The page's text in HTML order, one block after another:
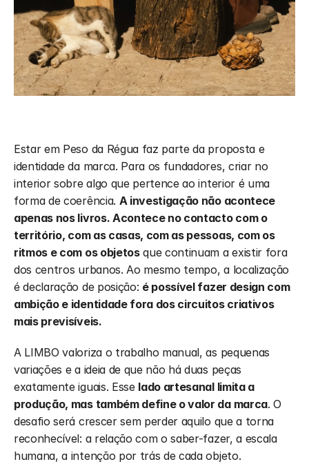
Estar em Peso da Régua faz parte da proposta e
identidade da marca. Para os fundadores, criar no
interior sobre algo que pertence ao interior é uma
forma de coerência. A investigação não acontece
apenas nos livros. Acontece no contacto com o
território, com as casas, com as pessoas, com os
ritmos e com os objetos que continuam a existir fora
dos centros urbanos. Ao mesmo tempo, a localização
é declaração de posição: é possível fazer design com
ambição e identidade fora dos circuitos criativos
mais previsíveis.
A LIMBO valoriza o trabalho manual, as pequenas
variações e a ideia de que não há duas peças
exatamente iguais. Esse lado artesanal limita a
produção, mas também define o valor da marca. O
desafio será crescer sem perder aquilo que a torna
reconhecível: a relação com o saber-fazer, a escala
humana, a intenção por trás de cada objeto.